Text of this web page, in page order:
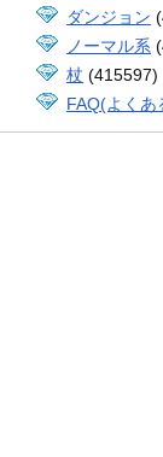
ダンジョン
ノーマル系
杖 (415597)
FAQ(よくあ